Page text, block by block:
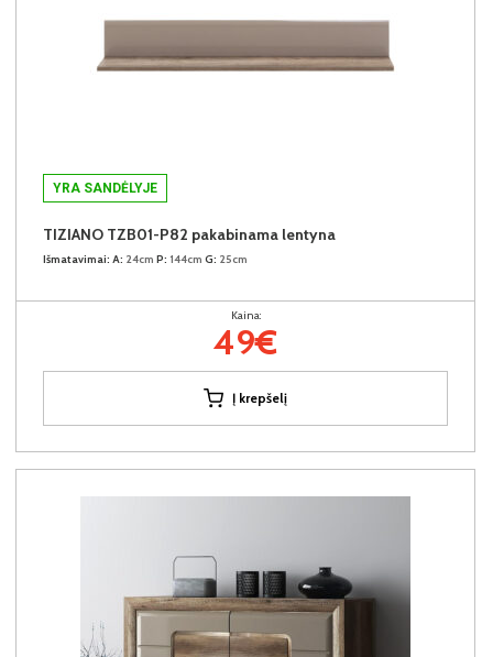
YRA SANDĖLYJE
TIZIANO TZB01-P82 pakabinama lentyna
Išmatavimai: A: 24cm P: 144cm G: 25cm
Kaina:
49€
Į krepšelį